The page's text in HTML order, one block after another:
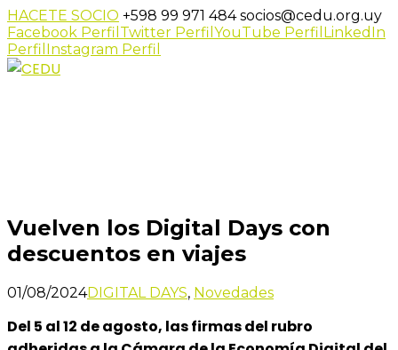
HACETE SOCIO +598 99 971 484socios@cedu.org.uy
Facebook Perfil Twitter Perfil YouTube Perfil LinkedIn
Perfil Instagram Perfil
Vuelven los Digital Days con
descuentos en viajes
01/08/2024DIGITAL DAYS, Novedades
Del 5 al 12 de agosto, las firmas del rubro